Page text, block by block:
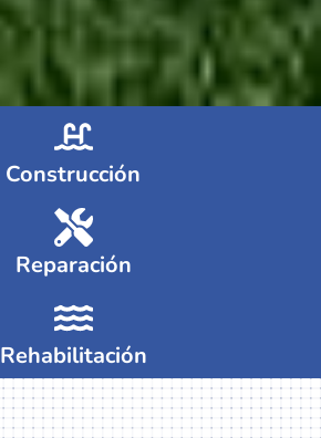
Construcción
Reparación
Rehabilitación